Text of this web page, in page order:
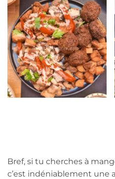
Bref, si tu cherches à
c’est indéniablement une